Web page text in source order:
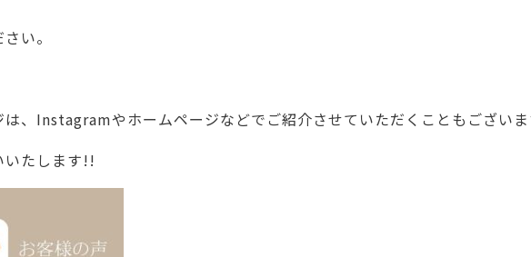
い。
は、Instagramやホームページなどでご紹介させていただくこともござい
いたします!!